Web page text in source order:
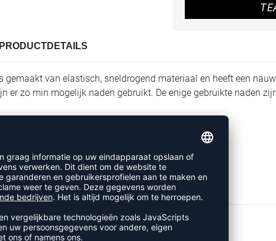
PRODUCTDETAILS
van elastisch, sneldrogend materiaal en heeft een
er zo min mogelijk naden gebruikt. De enige gebruikte naden
BEKEKEN